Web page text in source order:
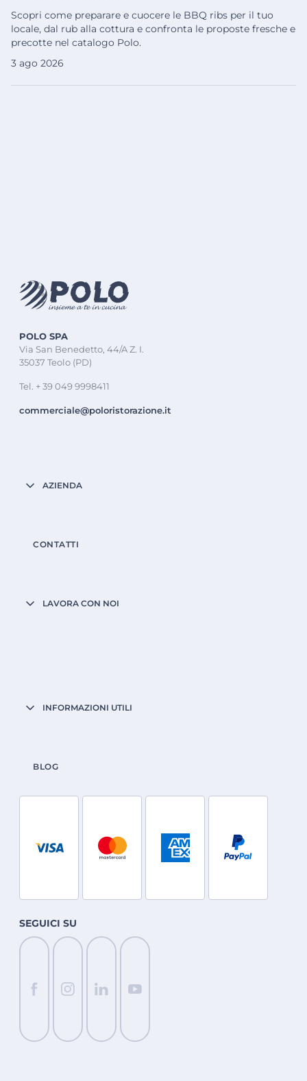
Scopri come preparare e cuocere le BBQ ribs per il tuo
locale, dal rub alla cottura e confronta le proposte fresche e
precotte nel catalogo Polo.
3 ago 2026
POLO SPA
Via San Benedetto, 44/A Z. I.
35037 Teolo (PD)
Tel. + 39 049 9998411
commerciale@poloristorazione.it
AZIENDA
CONTATTI
LAVORA CON NOI
INFORMAZIONI UTILI
BLOG
SEGUICI SU